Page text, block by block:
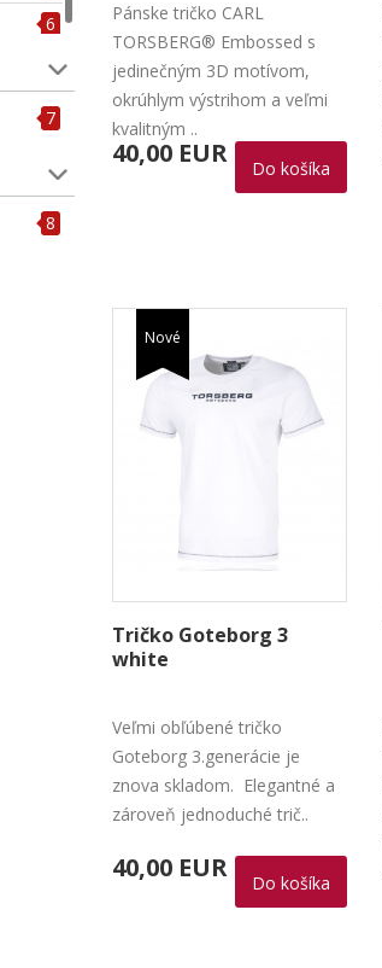
6
7
8
Pánske tričko CARL
TORSBERG® Embossed s
jedinečným 3D motívom,
okrúhlym výstrihom a veľmi
kvalitným ..
40,00 EUR Do košíka
Nové
Tričko Goteborg 3
white
Veľmi obľúbené tričko
Goteborg 3.generácie je
znova skladom. Elegantné a
zároveň jednoduché trič..
40,00 EUR Do košíka